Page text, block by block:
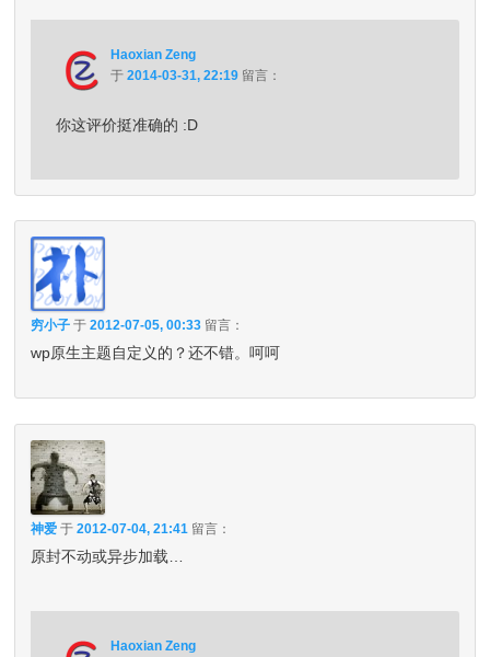
Haoxian Zeng
于2014-03-31, 22:19 留言：
你这评价挺准确的 :D
穷小子 于2012-07-05, 00:33 留言：
wp原生主题自定义的？还不错。呵呵
神爱 于2012-07-04, 21:41 留言：
原封不动或异步加载…
Haoxian Zeng